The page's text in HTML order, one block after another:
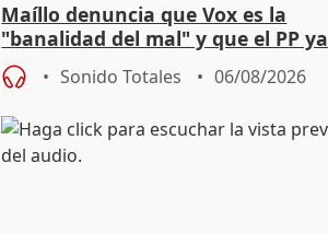
Maíllo denuncia que Vox es la
"banalidad del mal" y que el PP ya
asume todas sus tesis
Sonido Totales 06/08/2026